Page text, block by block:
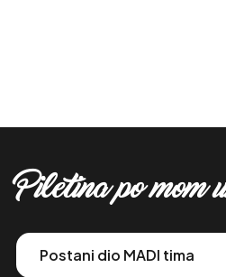
Piletina po mom
Postani dio MADI tima